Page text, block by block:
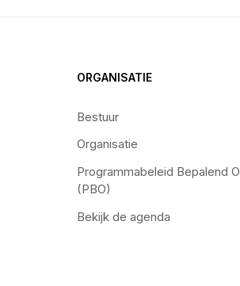
ORGANISATIE
Bestuur
Organisatie
Programmabeleid Bepalend
(PBO)
Bekijk de agenda